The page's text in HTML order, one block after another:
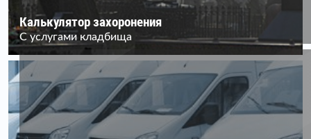
Калькулятор захоронения
С услугами кладбища